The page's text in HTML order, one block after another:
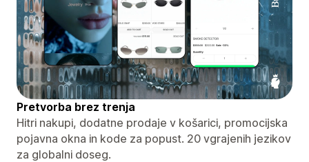
Pretvorba brez trenja
Hitri nakupi, dodatne prodaje v košarici, promocijska
pojavna okna in kode za popust. 20 vgrajenih jezikov
za globalni doseg.